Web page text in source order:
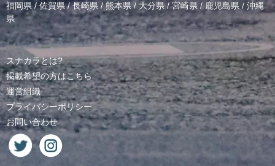
福岡県/佐賀県/長崎県 /熊本県/ 大分県/宮崎県 /鹿児島県 / 沖縄
県
スナカラとは?
掲載希望の方はこちら
運営組織
プライバシーポリシー
お問い合わせ